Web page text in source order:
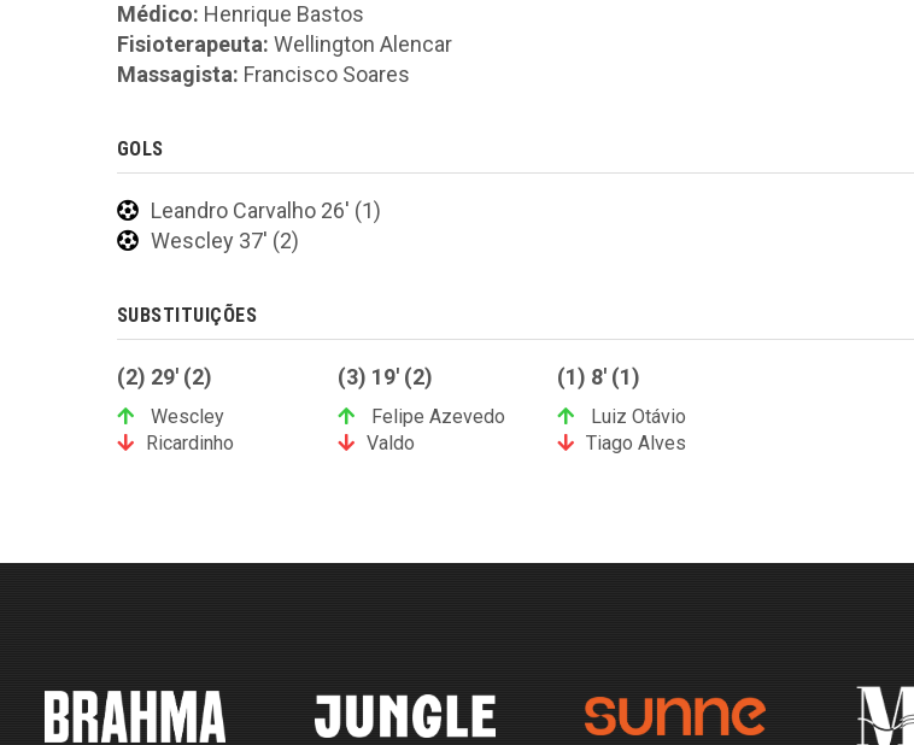
Médico: Henrique Bastos
Fisioterapeuta: Wellington Alencar
Massagista: Francisco Soares
GOLS
Leandro Carvalho 26' (1)
Wescley 37' (2)
SUBSTITUIÇÕES
(2) 29' (2)
Wescley
Ricardinho
(3) 19' (2)
Felipe Azevedo
Valdo
(1) 8' (1)
Luiz Otávio
Tiago Alves